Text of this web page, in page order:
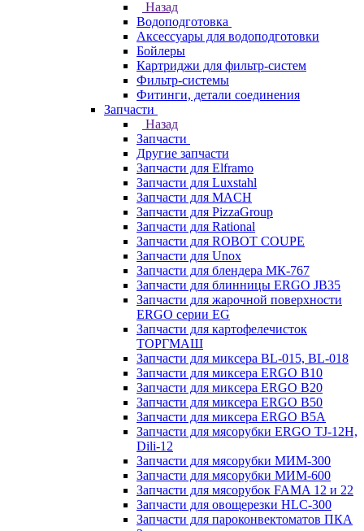
Назад
Водоподготовка
Аксессуары для водоподготовки
Бойлеры
Картриджи для фильтр-систем
Фильтр-системы
Фитинги, детали соединения
Запчасти
Назад
Запчасти
Другие запчасти
Запчасти для Elframo
Запчасти для Luxstahl
Запчасти для MACH
Запчасти для PizzaGroup
Запчасти для Rational
Запчасти для ROBOT COUPE
Запчасти для Unox
Запчасти для блендера МК-767
Запчасти для блинницы ERGO JB35
Запчасти для жарочной поверхности
ERGO серии EG
Запчасти для картофелечисток
ТОРГМАШ
Запчасти для миксера BL-015, BL-018
Запчасти для миксера ERGO B10
Запчасти для миксера ERGO B20
Запчасти для миксера ERGO B50
Запчасти для миксера ERGO B5A
Запчасти для мясорубки ERGO TJ-12H,
Dili-12
Запчасти для мясорубки МИМ-300
Запчасти для мясорубки МИМ-600
Запчасти для мясорубок FAMA 12 и 22
Запчасти для овощерезки HLC-300
Запчасти для пароконвектоматов ПКА